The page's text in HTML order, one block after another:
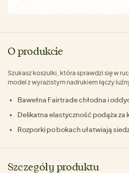
O produkcie
Szukasz koszulki, która sprawdzi się w
model z wyrazistym nadrukiem łączy
Bawełna Fairtrade chłodna i
Delikatna elastyczność podąża za
Rozporki po bokach ułatwiają
Szczegóły produktu